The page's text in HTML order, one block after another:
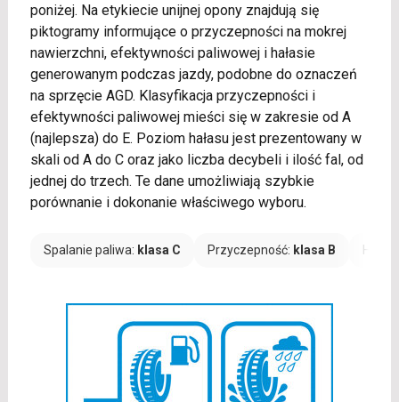
poniżej. Na etykiecie unijnej opony znajdują się
piktogramy informujące o przyczepności na mokrej
nawierzchni, efektywności paliwowej i hałasie
generowanym podczas jazdy, podobne do oznaczeń
na sprzęcie AGD. Klasyfikacja przyczepności i
efektywności paliwowej mieści się w zakresie od A
(najlepsza) do E. Poziom hałasu jest prezentowany w
skali od A do C oraz jako liczba decybeli i ilość fal, od
jednej do trzech. Te dane umożliwiają szybkie
porównanie i dokonanie właściwego wyboru.
Spalanie paliwa: klasa C Przyczepność: klasa B